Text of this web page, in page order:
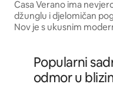
Casa Verano ima
džunglu i djelomičan
Nov je s ukusnim
kupaonicom, bračnim
uređajem. Grijani bazen. Otvoreni
dnevni boravak. U
Popularni
odmor u